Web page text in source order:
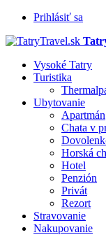
Prihlásiť sa
Vysoké Tatry
Turistika
Ubytovanie
Apartmán
Chata v
Horská
Hotel
Penzión
Privát
Rezort
Stravovanie
Nakupovanie